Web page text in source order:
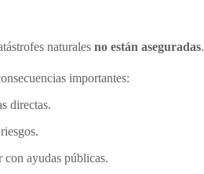
naturales no están aseguradas.
importantes:
directas.
con ayudas públicas.